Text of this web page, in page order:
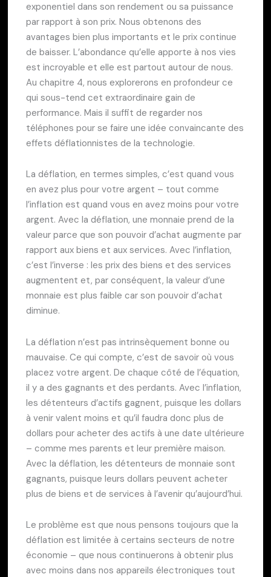
exponentiel dans son rendement ou sa puissance
par rapport à son prix. Nous obtenons des
avantages bien plus importants et le prix continue
de baisser. L’abondance qu’elle apporte à nos vies
est incroyable et elle est partout autour de nous.
Au chapitre 4, nous explorerons en profondeur ce
qui sous-tend cet extraordinaire gain de
performance. Mais il suffit de regarder nos
téléphones pour se faire une idée convaincante des
effets déflationnistes de la technologie.
La déflation, en termes simples, c’est quand vous
en avez plus pour votre argent – tout comme
l’inflation est quand vous en avez moins pour votre
argent. Avec la déflation, une monnaie prend de la
valeur parce que son pouvoir d’achat augmente par
rapport aux biens et aux services. Avec l’inflation,
c’est l’inverse : les prix des biens et des services
augmentent et, par conséquent, la valeur d’une
monnaie est plus faible car son pouvoir d’achat
diminue.
La déflation n’est pas intrinsèquement bonne ou
mauvaise. Ce qui compte, c’est de savoir où vous
placez votre argent. De chaque côté de l’équation,
il y a des gagnants et des perdants. Avec l’inflation,
les détenteurs d’actifs gagnent, puisque les dollars
à venir valent moins et qu’il faudra donc plus de
dollars pour acheter des actifs à une date ultérieure
– comme mes parents et leur première maison.
Avec la déflation, les détenteurs de monnaie sont
gagnants, puisque leurs dollars peuvent acheter
plus de biens et de services à l’avenir qu’aujourd’hui.
Le problème est que nous pensons toujours que la
déflation est limitée à certains secteurs de notre
économie – que nous continuerons à obtenir plus
avec moins dans nos appareils électroniques tout